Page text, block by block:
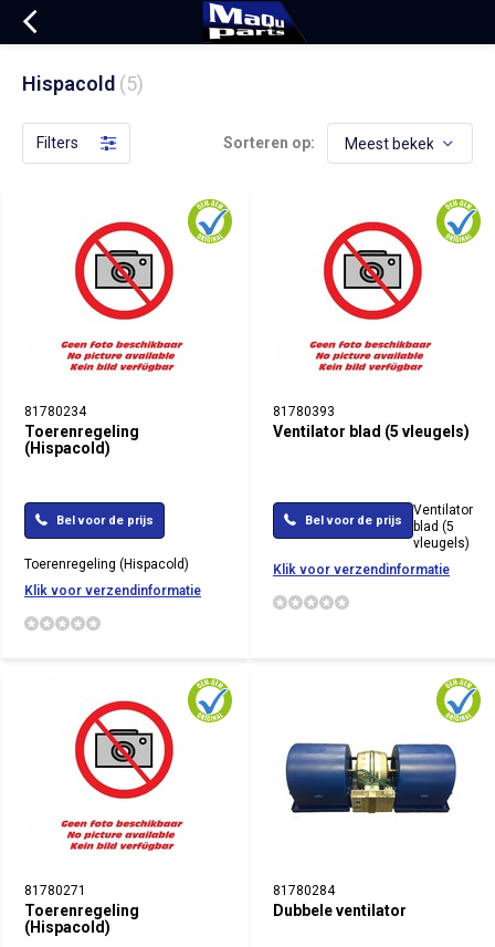
Hispacold (5)
Filters Sorteren op:
81780234
Toerenregeling
(Hispacold)
Bel voor de prijs
Toerenregeling (Hispacold)
Klik voor verzendinformatie
81780393
Ventilator blad (5 vleugels)
Bel voor de prijs
Ventilator
blad (5
vleugels)
Klik voor verzendinformatie
81780271
Toerenregeling
(Hispacold)
81780284
Dubbele ventilator